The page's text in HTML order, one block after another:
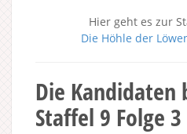
Hier geht es zur
Die Höhle der
Die Kandidaten
Staffel 9 Folge 3